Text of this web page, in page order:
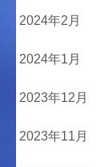
2024年2月
2024年1月
2023年12月
2023年11月